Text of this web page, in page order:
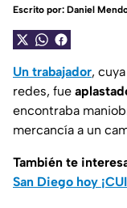
Escrito por: Daniel
Un trabajador,
redes, fue
encontraba
mercancía a un
También te
San Diego hoy